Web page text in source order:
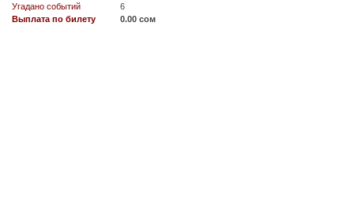
Угадано событий
6
Выплата по билету
0.00 сом